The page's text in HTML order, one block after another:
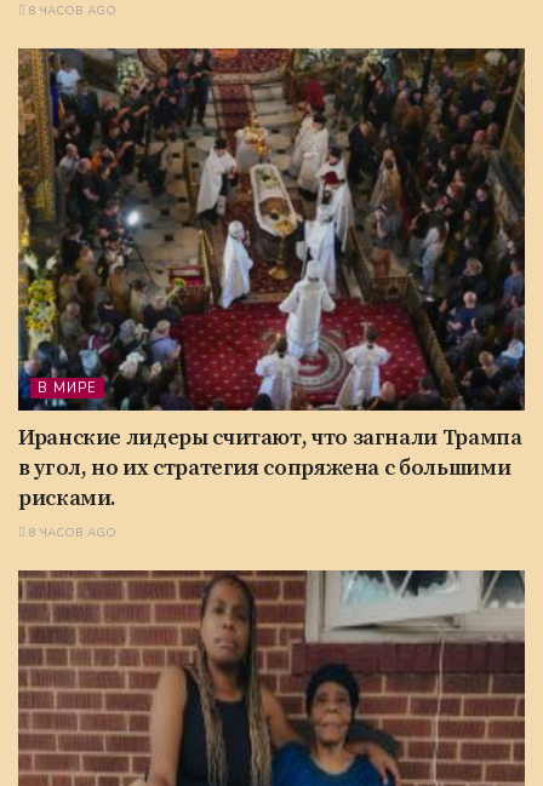
8 ЧАСОВ AGO
В МИРЕ
Иранские лидеры считают, что загнали Трампа
в угол, но их стратегия сопряжена с большими
рисками.
8 ЧАСОВ AGO